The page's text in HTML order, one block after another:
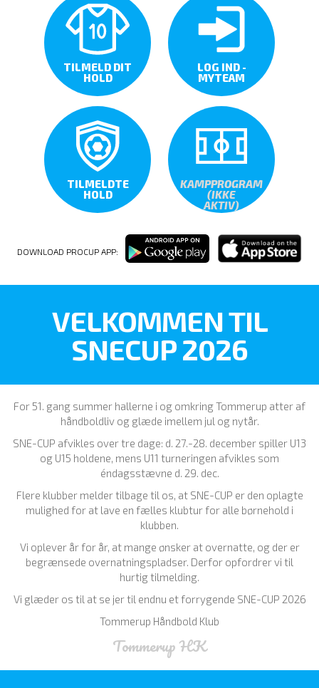
TILMELD DIT
HOLD
LOG IND -
MYTEAM
TILMELDTE
HOLD
KAMPPROGRAM
(IKKE
AKTIV)
DOWNLOAD PROCUP APP:
VELKOMMEN TIL
SNECUP 2026
For 51. gang summer hallerne i og omkring Tommerup atter af
håndboldliv og glæde imellem jul og nytår.
SNE-CUP afvikles over tre dage: d. 27.-28. december spiller U13
og U15 holdene, mens U11 turneringen afvikles som
éndagsstævne d. 29. dec.
Flere klubber melder tilbage til os, at SNE-CUP er den oplagte
mulighed for at lave en fælles klubtur for alle børnehold i
klubben.
Vi oplever år for år, at mange ønsker at overnatte, og der er
begrænsede overnatningspladser. Derfor opfordrer vi til
hurtig tilmelding.
Vi glæder os til at se jer til endnu et forrygende SNE-CUP 2026
Tommerup Håndbold Klub
Tommerup HK